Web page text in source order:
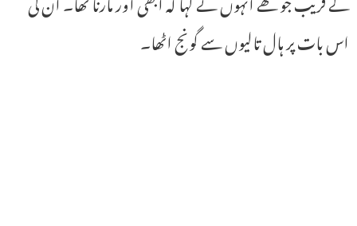
اس بات پر ہال تالیوں سے گونج اٹھا۔